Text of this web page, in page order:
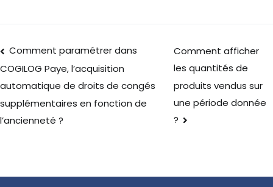
Comment paramétrer dans
COGILOG Paye, l’acquisition
automatique de droits de congés
supplémentaires en fonction de
l’ancienneté ?
Comment afficher
les quantités de
produits vendus sur
une période donnée
?